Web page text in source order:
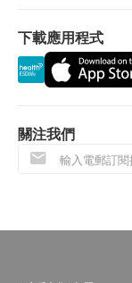
體檢報告講
進行問診的
請在一開始
體檢套餐條款：
因就診時
進行完畢
下載應用程式
關注我們